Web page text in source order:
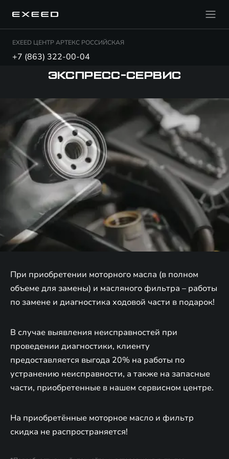
EXEED ЦЕНТР АРТЕКС РОССИЙСКАЯ
+7 (863) 322-00-04
ЭКСПРЕСС-СЕРВИС
При приобретении моторного масла (в полном
объеме для замены) и масляного фильтра – работы
по замене и диагностика ходовой части в подарок!
В случае выявления неисправностей при
проведении диагностики, клиенту
предоставляется выгода 20% на работы по
устранению неисправности, а также на запасные
части, приобретенные в нашем сервисном центре.
На приобретённые моторное масло и фильтр
скидка не распространяется!